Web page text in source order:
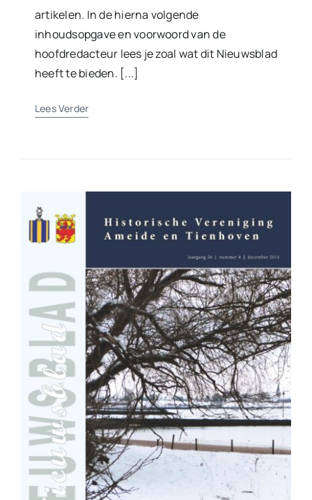
artikelen. In de hierna volgende
inhoudsopgave en voorwoord van de
hoofdredacteur lees je zoal wat dit Nieuwsblad
heeft te bieden. [...]
Lees Verder